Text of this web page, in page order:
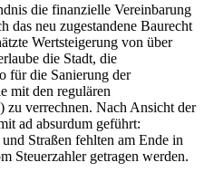
die finanzielle Vereinbarung
das neu zugestandene Baurecht
Wertsteigerung von über
die Stadt, die
für die Sanierung der
mit den regulären
zu verrechnen. Nach Ansicht der
ad absurdum geführt:
Straßen fehlten am Ende in
Steuerzahler getragen werden.